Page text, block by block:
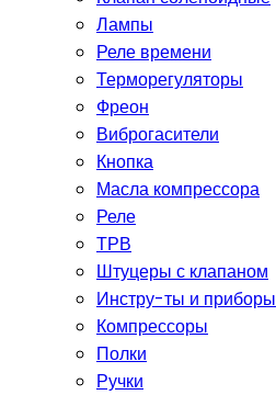
Лампы
Реле времени
Терморегуляторы
Фреон
Виброгасители
Кнопка
Масла компрессора
Реле
ТРВ
Штуцеры с клапаном
Инстру-ты и приборы
Компрессоры
Полки
Ручки